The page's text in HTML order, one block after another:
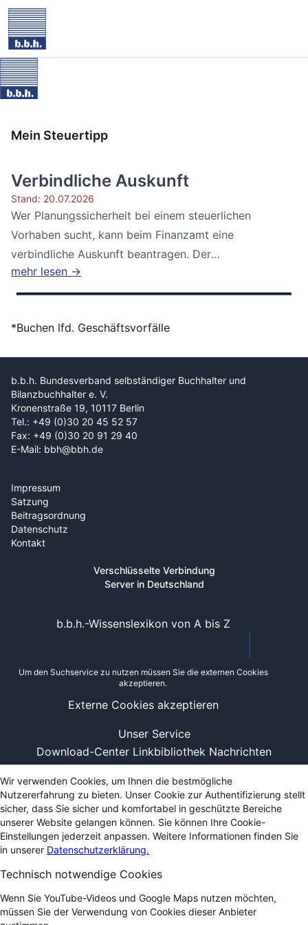
Mein Steuertipp
Verbindliche Auskunft
Stand: 20.07.2026
Wer Planungssicherheit bei einem steuerlichen
Vorhaben sucht, kann beim Finanzamt eine
verbindliche Auskunft beantragen. Der
Bundesfinanzhof...
mehr lesen →
*Buchen lfd. Geschäftsvorfälle
b.b.h. Bundesverband selbständiger Buchhalter und
Bilanzbuchhalter e. V.
Kronenstraße 19, 10117 Berlin
Tel.: +49 (0)30 20 45 52 57
Fax: +49 (0)30 20 91 29 40
E-Mail: bbh@bbh.de
Impressum
Satzung
Beitragsordnung
Datenschutz
Kontakt
Verschlüsselte Verbindung
Server in Deutschland
Unser Service
Download-Center Linkbibliothek Nachrichten
b.b.h.-Wissenslexikon von A bis Z
Um den Suchservice zu nutzen müssen Sie die externen Cookies
akzeptieren.
Externe Cookies akzeptieren
Wir verwenden Cookies, um Ihnen die bestmögliche
Nutzererfahrung zu bieten. Unser Cookie zur Authentifizierung stellt
sicher, dass Sie sicher und komfortabel in geschützte Bereiche
unserer Website gelangen können. Sie können Ihre Cookie-
Einstellungen jederzeit anpassen. Weitere Informationen finden Sie
in unserer Datenschutzerklärung.
Technisch notwendige Cookies
Wenn Sie YouTube-Videos und Google Maps nutzen möchten,
müssen Sie der Verwendung von Cookies dieser Anbieter